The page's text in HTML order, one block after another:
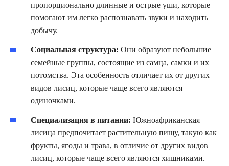
пропорционально длинные и острые уши, которые
помогают им легко распознавать звуки и находить
добычу.
Социальная структура: Они образуют небольшие
семейные группы, состоящие из самца, самки и их
потомства. Эта особенность отличает их от других
видов лисиц, которые чаще всего являются
одиночками.
Специализация в питании: Южноафриканская
лисица предпочитает растительную пищу, такую как
фрукты, ягоды и трава, в отличие от других видов
лисиц, которые чаще всего являются хищниками.